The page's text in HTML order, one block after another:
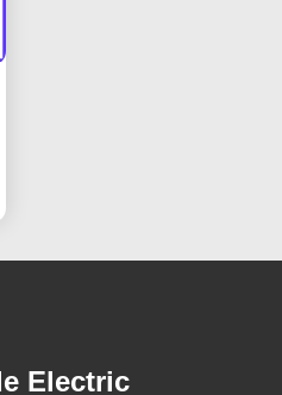
Electric